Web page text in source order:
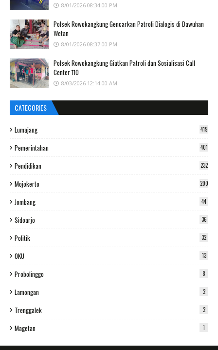
8/01/2026 08:34:00 PM
Polsek Rowokangkung Gencarkan Patroli Dialogis di Dawuhan
Wetan
8/01/2026 08:37:00 PM
Polsek Rowokangkung Giatkan Patroli dan Sosialisasi Call
Center 110
8/03/2026 12:14:00 AM
CATEGORIES
Lumajang 419
Pemerintahan 401
Pendidikan 232
Mojokerto 200
Jombang 44
Sidoarjo 36
Politik 32
OKU 13
Probolinggo 8
Lamongan 2
Trenggalek 2
Magetan 1